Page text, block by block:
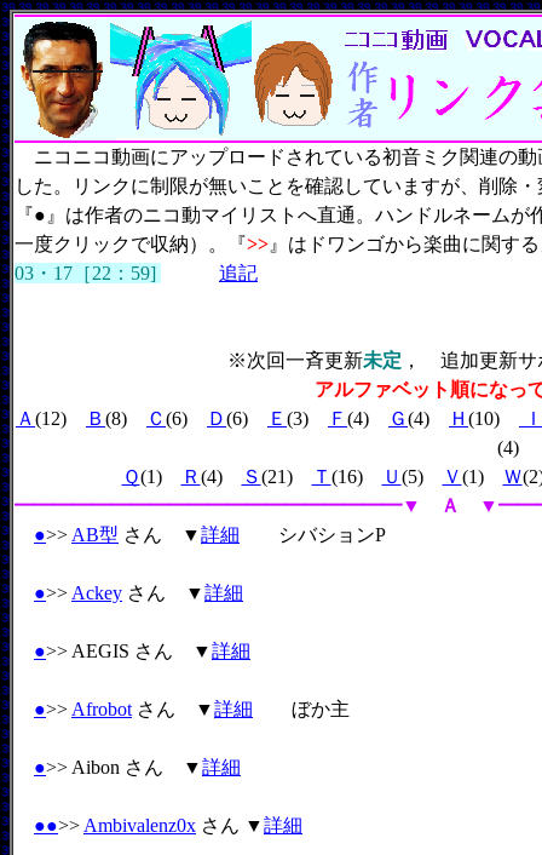
ニコニコ動画にアップロードされている初音ミク関連の
した。リンクに制限が無いことを確認していますが、削除
『●』は作者のニコ動マイリストへ直通。ハンドルネーム
一度クリックで収納）。『>> 』はドワンゴから楽曲に関す
03・17［22：59]
追記
※次回一斉更新未定 ， 追加更新サ
アルファベット順になっ
Ａ (12) Ｂ (8) Ｃ (6) Ｄ(6) Ｅ (3) Ｆ (4) Ｇ(4) Ｈ (10)
(4)
Ｑ(1) Ｒ (4) Ｓ(21) Ｔ (16) Ｕ (5) Ｖ(1) Ｗ
━━━━━━━━━━━━━━━━━━━━▼ Ａ
●>> AB型 さん ▼詳細 シバションP
●>> Ackey さん ▼詳細
●>> AEGIS さん ▼詳細
●>> Afrobot さん ▼詳細 ぼか主
●>> Aibon さん ▼詳細
●●>> Ambivalenz0x さん ▼詳細